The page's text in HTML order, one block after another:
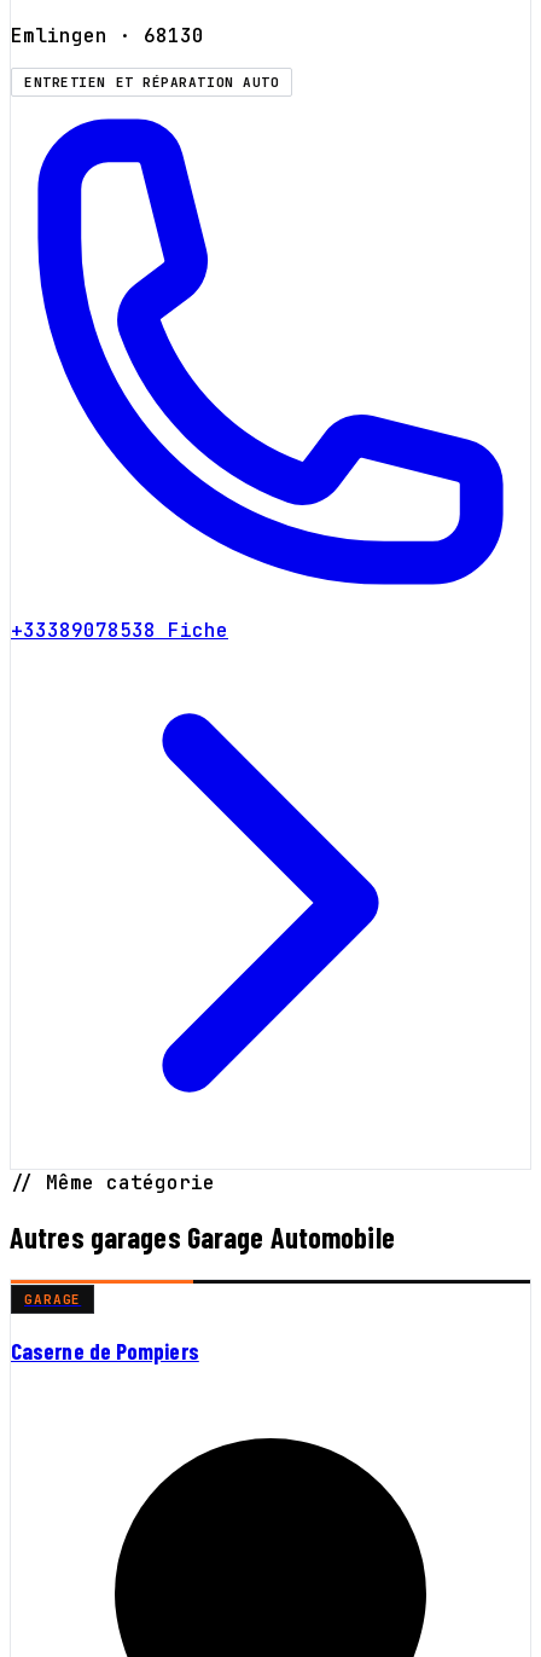
Emlingen · 68130
ENTRETIEN ET RÉPARATION AUTO
+33389078538 Fiche
// Même catégorie
Autres garages Garage Automobile
GARAGE
Caserne de Pompiers